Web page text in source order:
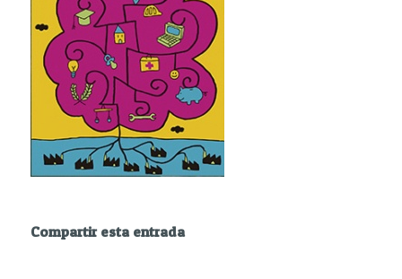
Compartir esta entrada